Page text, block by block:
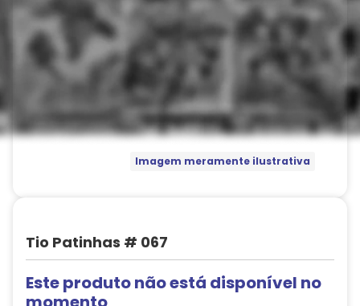
Imagem meramente ilustrativa
Tio Patinhas # 067
Este produto não está disponível no